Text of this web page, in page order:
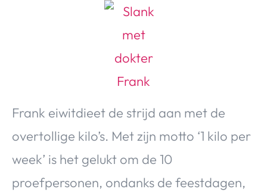
Contact
VALERIE'S CHOICE
Health & Beauty
Frank eiwitdieet de strijd aan met de
overtollige kilo’s. Met zijn motto ‘1 kilo per
week’ is het gelukt om de 10
proefpersonen, ondanks de feestdagen,